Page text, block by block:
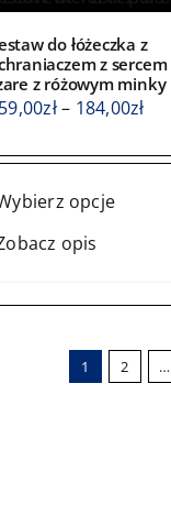
do łóżeczka z
z
z różowym minky
zł– 184,00zł
od
opcje
wariantów.
opis
1 2 …